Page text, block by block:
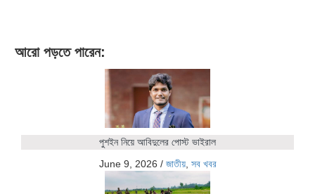
আরো পড়তে পারেন:
পুশইন নিয়ে আবিদুলের পোস্ট ভাইরাল
June 9, 2026 / জাতীয়, সব খবর